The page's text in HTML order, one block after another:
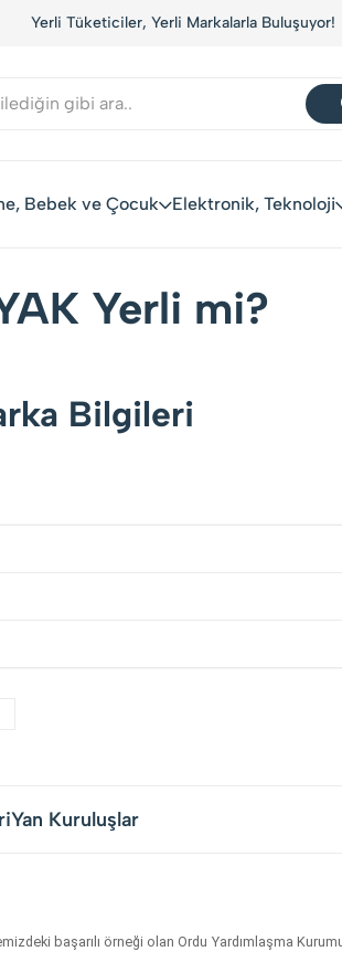
Yerli Tüketiciler, Yerli Markalarla Buluşuyor!
Bebek ve Çocuk Elektronik, Teknoloji
Yerli mi?
Bilgileri
Yan Kuruluşlar
başarılı örneği olan Ordu Yardımlaşma